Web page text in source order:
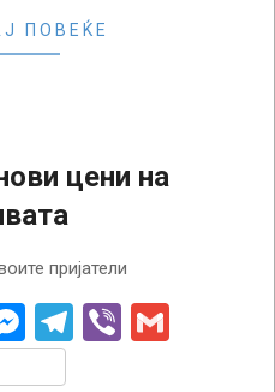
ПОВЕЌЕ
цени на
пријатели
Messenger
Telegram
Viber